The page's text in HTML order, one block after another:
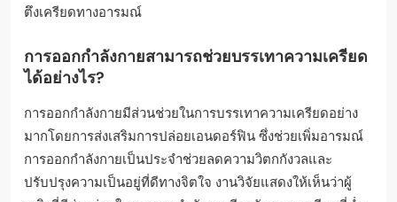
ตึงเครียดทางอารมณ์
การออกกำลังกายสามารถช่วยบรรเทาความเครียด
ได้อย่างไร?
การออกกำลังกายมีส่วนช่วยในการบรรเทาความเครียดอย่าง
มากโดยการส่งเสริมการปล่อยเอนดอร์ฟิน ซึ่งช่วยเพิ่มอารมณ์
การออกกำลังกายเป็นประจำช่วยลดความวิตกกังวลและ
ปรับปรุงความเป็นอยู่ที่ดีทางจิตใจ งานวิจัยแสดงให้เห็นว่าผู้